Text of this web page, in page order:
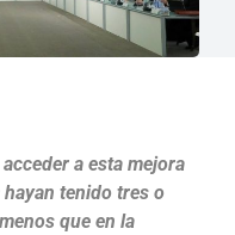
a esta mejora
tenido tres o
que en la